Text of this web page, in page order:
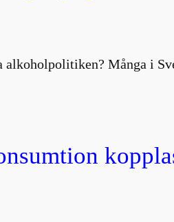
alkoholpolitiken? Många i